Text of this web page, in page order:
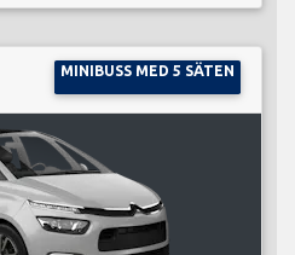
MINIBUSS MED 5 SÄTEN